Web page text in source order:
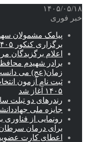
۱۴۰۵/۰۵/۱۸
خبر فوری
پیامک مشمولان
برگزاری کنکور ۱۴۰۵
اعلام برگزیدگان
برادر شهیدم
زمان(عج) می
ثبت نام آزمون
۱۴۰۵ آغاز شد
رندرهای دو تبلت
جایزه ملی
رونمایی از
برای درمان
اعطای کارت